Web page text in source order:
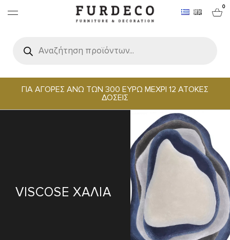
0
search
ΓΙΑ ΑΓΟΡΕΣ ΑΝΩ ΤΩΝ 300 ΕΥΡΩ ΜΕΧΡΙ 12 ΑΤΟΚΕΣ
ΔΟΣΕΙΣ
ΕΠΙΠΛΑ
ΧΑΛΙΑ
ΑΝΤΙΚΕΙΜΕΝΑ
ΕΙΔΗ ΣΕΡΒΙΡΙΣΜΑΤΟΣ & ΦΙΛΟΞΕΝΙΑΣ
PROJECTS
VISCOSE ΧΑΛΙΑ